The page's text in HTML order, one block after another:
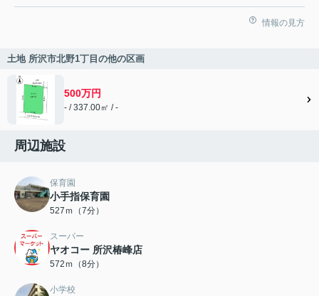
情報の見方
土地 所沢市北野1丁目の他の区画
500万円
- / 337.00㎡ / -
周辺施設
保育園
小手指保育園
527ｍ（7分）
スーパー
ヤオコー 所沢椿峰店
572ｍ（8分）
小学校